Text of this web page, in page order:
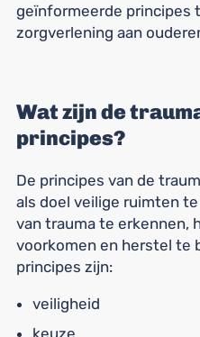
geïnformeerde principes
zorgverlening aan
Wat zijn de
principes?
De principes van de
als doel veilige ruimten
van trauma te erkennen,
voorkomen en herstel te
principes zijn:
veiligheid